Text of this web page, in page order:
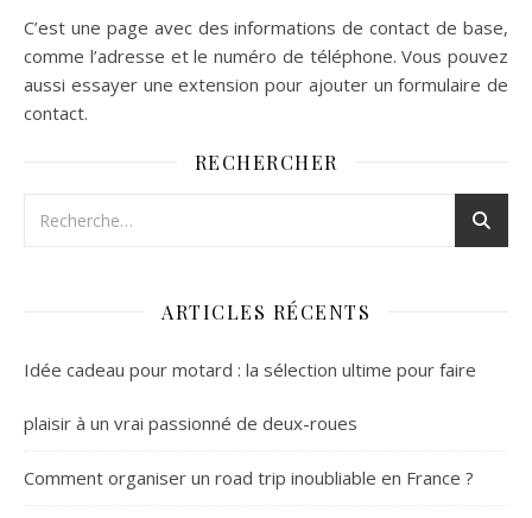
C’est une page avec des informations de contact de base,
comme l’adresse et le numéro de téléphone. Vous pouvez
aussi essayer une extension pour ajouter un formulaire de
contact.
RECHERCHER
ARTICLES RÉCENTS
Idée cadeau pour motard : la sélection ultime pour faire
plaisir à un vrai passionné de deux-roues
Comment organiser un road trip inoubliable en France ?